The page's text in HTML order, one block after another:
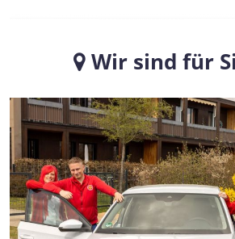
Wir sind für